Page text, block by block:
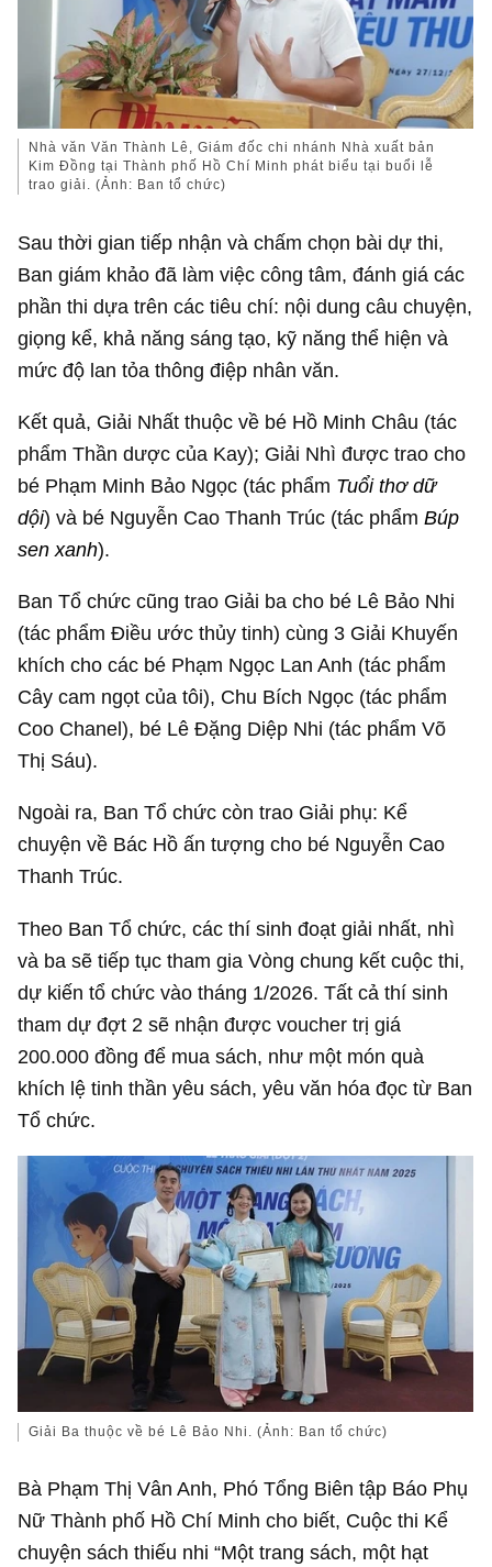
Nhà văn Văn Thành Lê, Giám đốc chi nhánh Nhà xuất bản
Kim Đồng tại Thành phố Hồ Chí Minh phát biểu tại buổi lễ
trao giải. (Ảnh: Ban tổ chức)
Sau thời gian tiếp nhận và chấm chọn bài dự thi,
Ban giám khảo đã làm việc công tâm, đánh giá các
phần thi dựa trên các tiêu chí: nội dung câu chuyện,
giọng kể, khả năng sáng tạo, kỹ năng thể hiện và
mức độ lan tỏa thông điệp nhân văn.
Kết quả, Giải Nhất thuộc về bé Hồ Minh Châu (tác
phẩm Thần dược của Kay); Giải Nhì được trao cho
bé Phạm Minh Bảo Ngọc (tác phẩm Tuổi thơ dữ
dội) và bé Nguyễn Cao Thanh Trúc (tác phẩmBúp
sen xanh).
Ban Tổ chức cũng trao Giải ba cho bé Lê Bảo Nhi
(tác phẩm Điều ước thủy tinh) cùng 3 Giải Khuyến
khích cho các bé Phạm Ngọc Lan Anh (tác phẩm
Cây cam ngọt của tôi), Chu Bích Ngọc (tác phẩm
Coo Chanel), bé Lê Đặng Diệp Nhi (tác phẩm Võ
Thị Sáu).
Ngoài ra, Ban Tổ chức còn trao Giải phụ: Kể
chuyện về Bác Hồ ấn tượng cho bé Nguyễn Cao
Thanh Trúc.
Theo Ban Tổ chức, các thí sinh đoạt giải nhất, nhì
và ba sẽ tiếp tục tham gia Vòng chung kết cuộc thi,
dự kiến tổ chức vào tháng 1/2026. Tất cả thí sinh
tham dự đợt 2 sẽ nhận được voucher trị giá
200.000 đồng để mua sách, như một món quà
khích lệ tinh thần yêu sách, yêu văn hóa đọc từ Ban
Tổ chức.
Giải Ba thuộc về bé Lê Bảo Nhi. (Ảnh: Ban tổ chức)
Bà Phạm Thị Vân Anh, Phó Tổng Biên tập Báo Phụ
Nữ Thành phố Hồ Chí Minh cho biết, Cuộc thi Kể
chuyện sách thiếu nhi “Một trang sách, một hạt